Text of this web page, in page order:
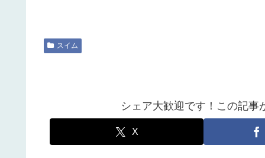
スイム
シェア大歓迎です！この記事
X